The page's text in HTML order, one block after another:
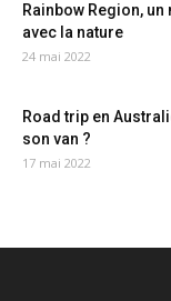
Rainbow Region,
avec la nature
24 mai 2022
Road trip en
son van ?
17 mai 2022